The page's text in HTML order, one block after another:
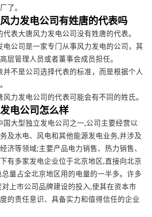
了。
力发电公司有姓唐的代表吗
表大唐风力发电公司没有姓唐的代表。
电公司是一家专门从事风力发电的公司，其
层管理人员或者董事会成员担任。
并不是公司选择代表的标准，而是根据个人
力发电公司的代表可能会有不同的姓氏。
电公司怎么样
国大型独立发电公司之一,公司主要经营以
及水电、风电和其他能源发电业务,并涉及
济等领域;主要产品电力销售、热力销售、
有多家发电企业位于北京地区,直接向北京
量占全北京地区用的电量的一半多。许多
上市公司品牌建设的投入,使其在资本市
的责任意识、具备实力和值得信任的企业